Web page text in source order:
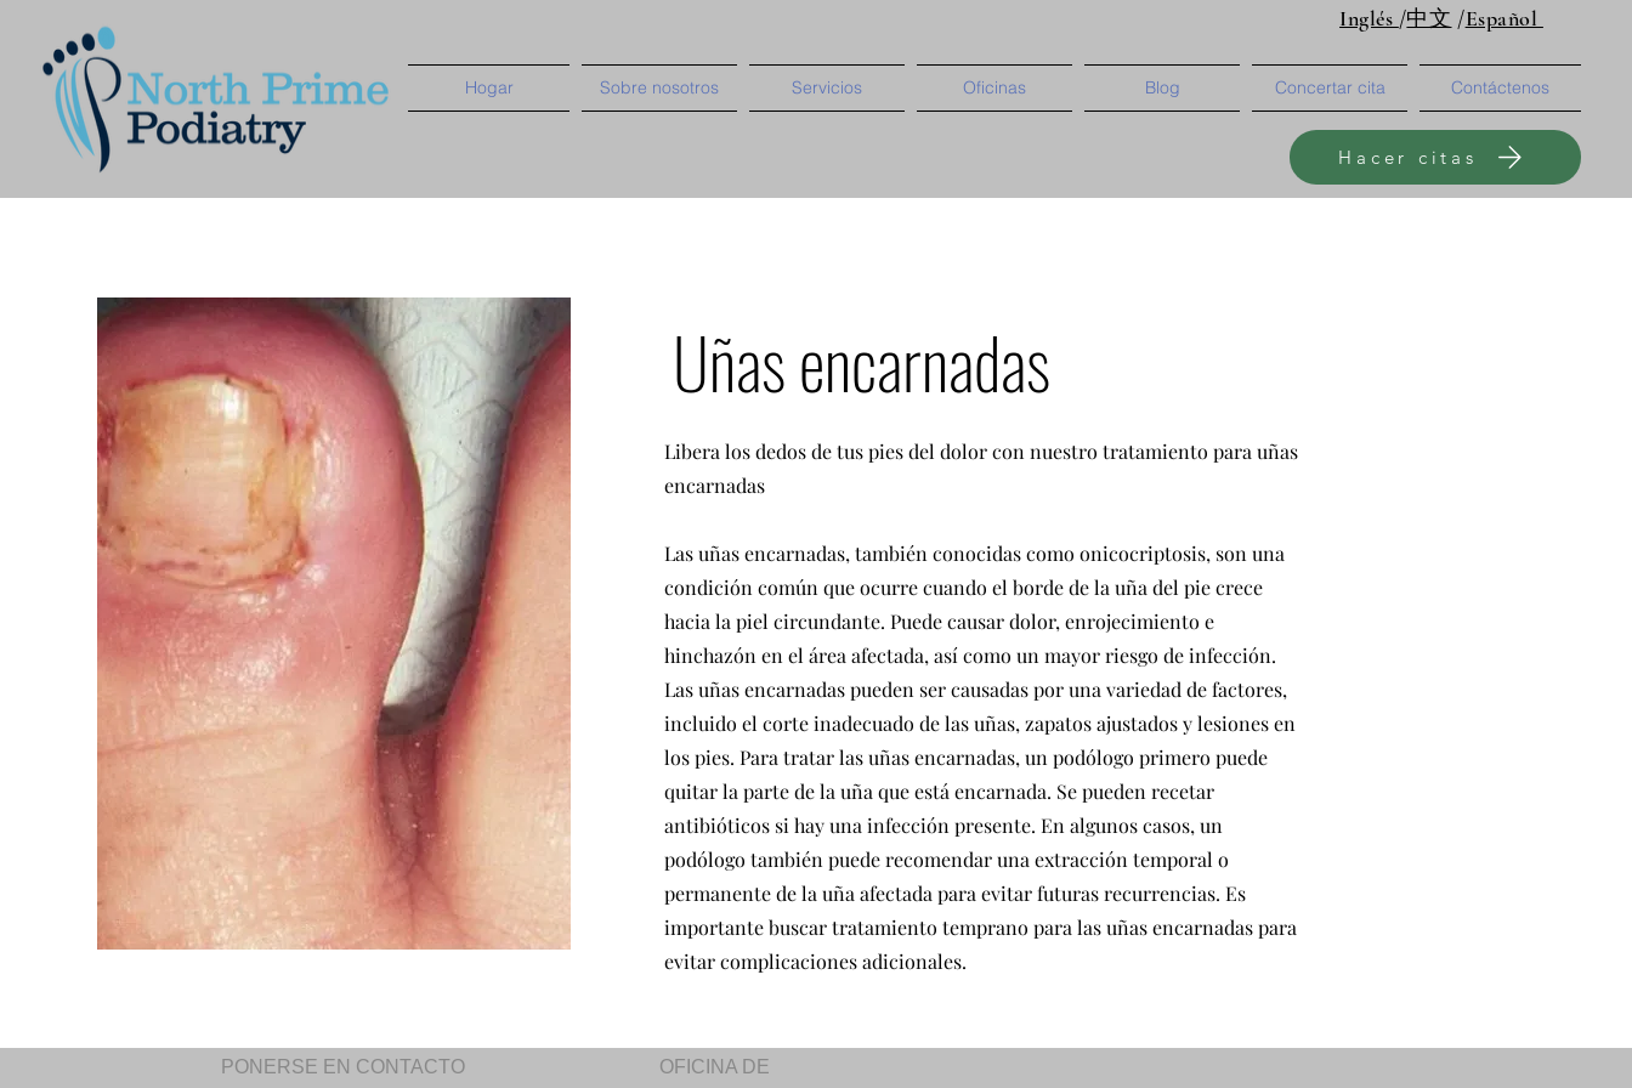
Inglés /中文 /Español
Hogar Sobre nosotros Servicios Oficinas Blog Concertar cita Contáctenos
Hacer citas
Uñas encarnadas
Libera los dedos de tus pies del dolor con nuestro tratamiento para uñas
encarnadas
Las uñas encarnadas, también conocidas como onicocriptosis, son una
condición común que ocurre cuando el borde de la uña del pie crece
hacia la piel circundante. Puede causar dolor, enrojecimiento e
hinchazón en el área afectada, así como un mayor riesgo de infección.
Las uñas encarnadas pueden ser causadas por una variedad de factores,
incluido el corte inadecuado de las uñas, zapatos ajustados y lesiones en
los pies. Para tratar las uñas encarnadas, un podólogo primero puede
quitar la parte de la uña que está encarnada. Se pueden recetar
antibióticos si hay una infección presente. En algunos casos, un
podólogo también puede recomendar una extracción temporal o
permanente de la uña afectada para evitar futuras recurrencias. Es
importante buscar tratamiento temprano para las uñas encarnadas para
evitar complicaciones adicionales.
PONERSE EN CONTACTO OFICINA DE